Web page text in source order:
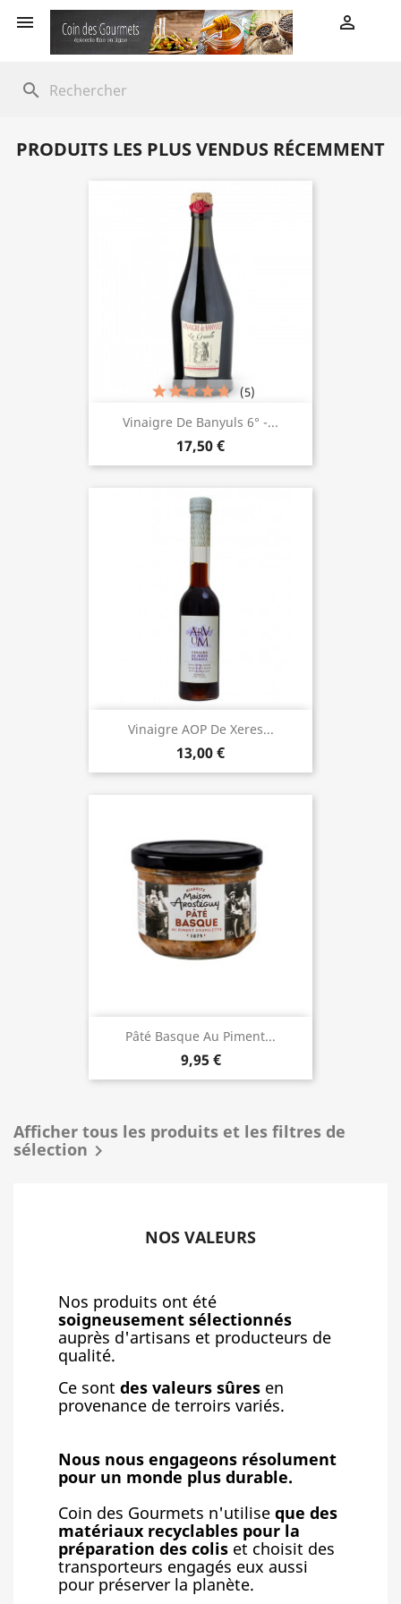
 
search
PRODUITS LES PLUS VENDUS RÉCEMMENT
Vinaigre De Banyuls 6° -...
17,50 €
(5)
Vinaigre AOP De Xeres...
13,00 €
Pâté Basque Au Piment...
9,95 €
Afficher tous les produits et les filtres de
sélection 
NOS VALEURS
Nos produits ont été
soigneusement sélectionnés
auprès d'artisans et producteurs de
qualité.
Ce sont des valeurs sûres en
provenance de terroirs variés.
Nous nous engageons résolument
pour un monde plus durable.
Coin des Gourmets n'utilise que des
matériaux recyclables pour la
préparation des colis et choisit des
transporteurs engagés eux aussi
pour préserver la planète.